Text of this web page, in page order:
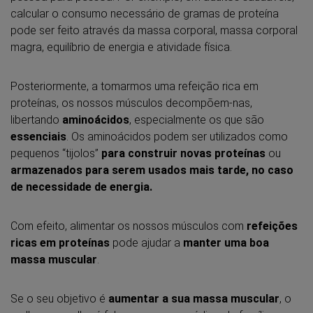
calcular o consumo necessário de gramas de proteína
pode ser feito através da massa corporal, massa corporal
magra, equilíbrio de energia e atividade física.
Posteriormente, a tomarmos uma refeição rica em
proteínas, os nossos músculos decompõem-nas,
libertando aminoácidos, especialmente os que são
essenciais. Os aminoácidos podem ser utilizados como
pequenos “tijolos” para construir novas proteínas ou
armazenados para serem usados mais tarde, no caso
de necessidade de energia.
Com efeito, alimentar os nossos músculos com refeições
ricas em proteínas pode ajudar a manter uma boa
massa muscular.
Se o seu objetivo é aumentar a sua massa muscular, o